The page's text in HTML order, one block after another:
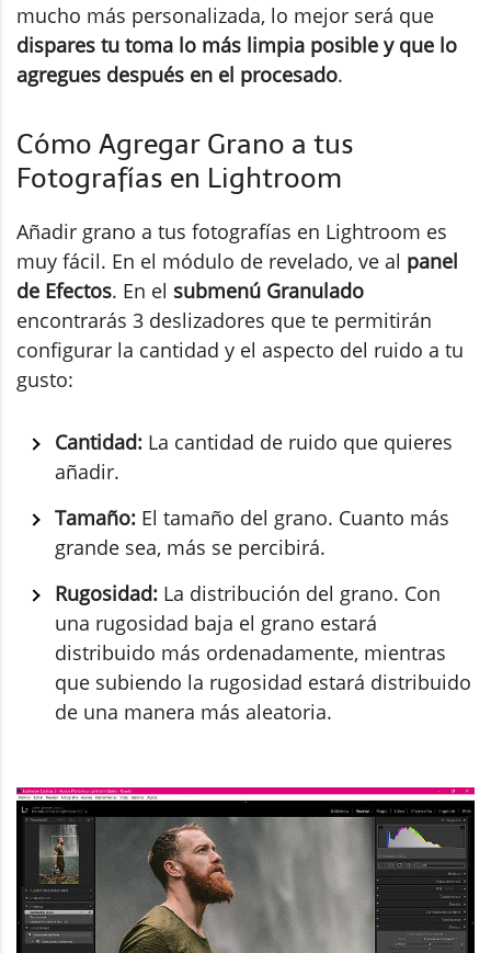
mucho más personalizada, lo mejor será que
dispares tu toma lo más limpia posible y que lo
agregues después en el procesado.
Cómo Agregar Grano a tus
Fotografías en Lightroom
Añadir grano a tus fotografías en Lightroom es
muy fácil. En el módulo de revelado, ve al panel
de Efectos. En el submenú Granulado
encontrarás 3 deslizadores que te permitirán
configurar la cantidad y el aspecto del ruido a tu
gusto:
Cantidad: La cantidad de ruido que quieres
añadir.
Tamaño: El tamaño del grano. Cuanto más
grande sea, más se percibirá.
Rugosidad: La distribución del grano. Con
una rugosidad baja el grano estará
distribuido más ordenadamente, mientras
que subiendo la rugosidad estará distribuido
de una manera más aleatoria.